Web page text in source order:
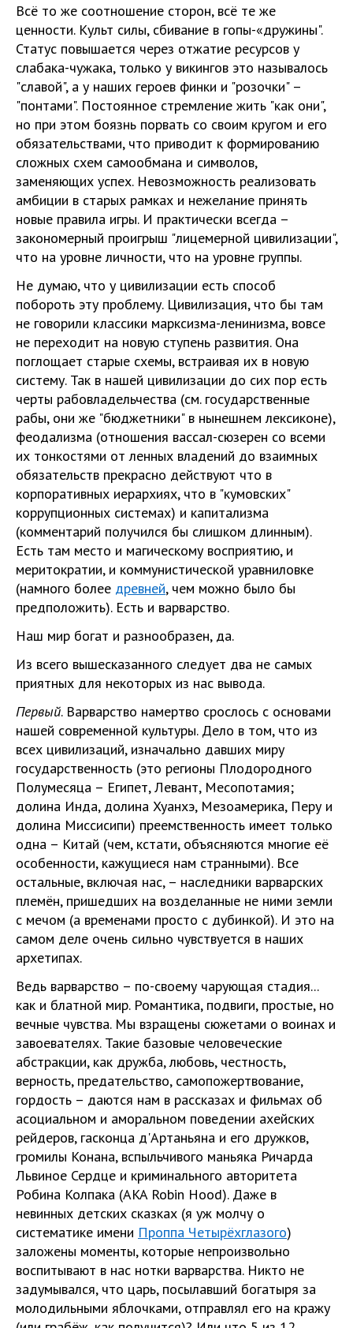
Всё то же соотношение сторон, всё те же
ценности. Культ силы, сбивание в гопы-«дружины".
Статус повышается через отжатие ресурсов у
слабака-чужака, только у викингов это называлось
"славой", а у наших героев финки и "розочки" –
"понтами". Постоянное стремление жить "как они",
но при этом боязнь порвать со своим кругом и его
обязательствами, что приводит к формированию
сложных схем самообмана и символов,
заменяющих успех. Невозможность реализовать
амбиции в старых рамках и нежелание принять
новые правила игры. И практически всегда –
закономерный проигрыш "лицемерной цивилизации",
что на уровне личности, что на уровне группы.
Не думаю, что у цивилизации есть способ
побороть эту проблему. Цивилизация, что бы там
не говорили классики марксизма-ленинизма, вовсе
не переходит на новую ступень развития. Она
поглощает старые схемы, встраивая их в новую
систему. Так в нашей цивилизации до сих пор есть
черты рабовладельчества (см. государственные
рабы, они же "бюджетники" в нынешнем лексиконе),
феодализма (отношения вассал-сюзерен со всеми
их тонкостями от ленных владений до взаимных
обязательств прекрасно действуют что в
корпоративных иерархиях, что в "кумовских"
коррупционных системах) и капитализма
(комментарий получился бы слишком длинным).
Есть там место и магическому восприятию, и
меритократии, и коммунистической уравниловке
(намного более древней, чем можно было бы
предположить). Есть и варварство.
Наш мир богат и разнообразен, да.
Из всего вышесказанного следует два не самых
приятных для некоторых из нас вывода.
Первый. Варварство намертво срослось с основами
нашей современной культуры. Дело в том, что из
всех цивилизаций, изначально давших миру
государственность (это регионы Плодородного
Полумесяца – Египет, Левант, Месопотамия;
долина Инда, долина Хуанхэ, Мезоамерика, Перу и
долина Миссисипи) преемственность имеет только
одна – Китай (чем, кстати, объясняются многие её
особенности, кажущиеся нам странными). Все
остальные, включая нас, – наследники варварских
племён, пришедших на возделанные не ними земли
с мечом (а временами просто с дубинкой). И это на
самом деле очень сильно чувствуется в наших
архетипах.
Ведь варварство – по-своему чарующая стадия...
как и блатной мир. Романтика, подвиги, простые, но
вечные чувства. Мы взращены сюжетами о воинах и
завоевателях. Такие базовые человеческие
абстракции, как дружба, любовь, честность,
верность, предательство, самопожертвование,
гордость – даются нам в рассказах и фильмах об
асоциальном и аморальном поведении ахейских
рейдеров, гасконца д'Артаньяна и его дружков,
громилы Конана, вспыльчивого маньяка Ричарда
Львиное Сердце и криминального авторитета
Робина Колпака (AKA Robin Hood). Даже в
невинных детских сказках (я уж молчу о
систематике имени Проппа Четырёхглазого)
заложены моменты, которые непроизвольно
воспитывают в нас нотки варварства. Никто не
задумывался, что царь, посылавший богатыря за
молодильными яблочками, отправлял его на кражу